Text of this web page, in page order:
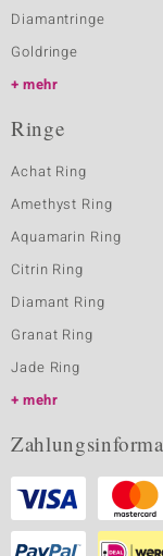
Diamantringe
Goldringe
mehr
Ringe
Achat Ring
Amethyst Ring
Aquamarin Ring
Citrin Ring
Diamant Ring
Granat Ring
Jade Ring
mehr